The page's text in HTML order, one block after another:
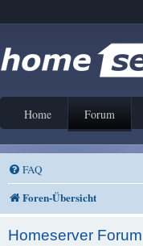
Home Forum
FAQ
Foren-Übersicht
Homeserver